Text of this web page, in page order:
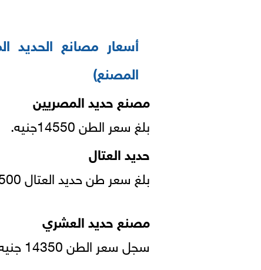
المصنع)
مصنع حديد المصريين
بلغ سعر الطن 14550جنيه.
حديد العتال
بلغ سعر طن حديد العتال 14500 جنيه.
مصنع حديد العشري
سجل سعر الطن 14350 جنيه.